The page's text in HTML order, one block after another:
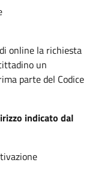
online la richiesta
un
parte del Codice
indicato dal